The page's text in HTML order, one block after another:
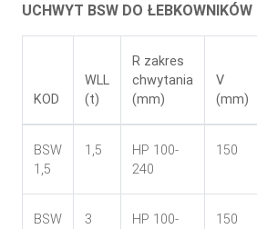
UCHWYT BSW DO
KOD
WLL
(t)
R zakres
chwytania
(mm)
V
(mm)
BSW
1,5
1,5
HP 100-
240
150
BSW
3
HP 100-
150